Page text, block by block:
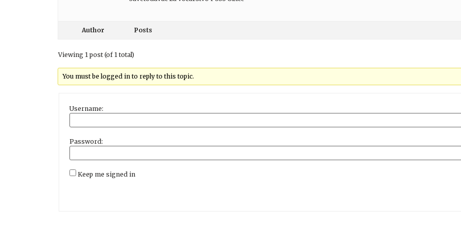
Author Posts
Viewing 1 post (of 1 total)
You must be logged in to reply to this topic.
Username:
Password:
Keep me signed in